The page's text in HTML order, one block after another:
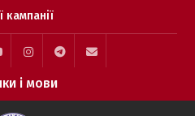
кампанії
до
YouTubeInstagramTelegram
і мови